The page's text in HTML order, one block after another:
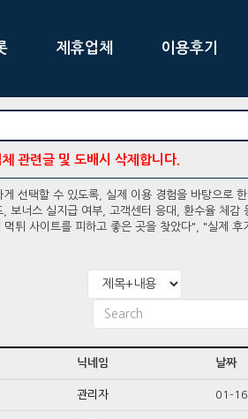
제휴업체 이용후기
관련글 및 도배시 삭제합니다.
선택할 수 있도록, 실제 이용 경험을 바탕으로
보너스 실지급 여부, 고객센터 응대, 환수율 체감
튀 사이트를 피하고 좋은 곳을 찾았다", "실제 후
닉네임 날짜
관리자 01-16